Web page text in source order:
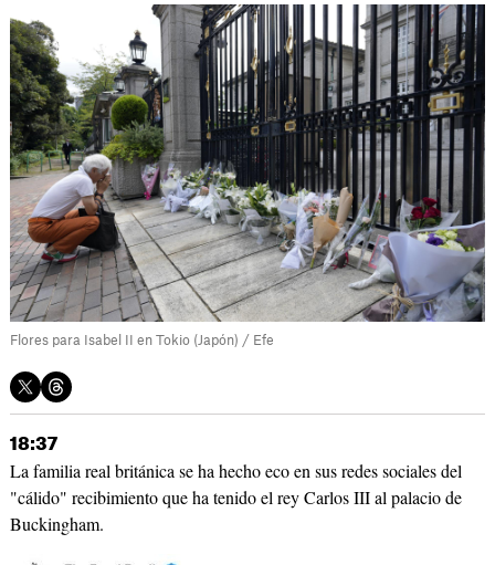
Flores para Isabel II en Tokio (Japón) / Efe
18:37
La familia real británica se ha hecho eco en sus redes sociales del
"cálido" recibimiento que ha tenido el rey Carlos III al palacio de
Buckingham.